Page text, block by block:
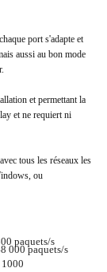
port s'adapte et
aussi au bon mode
et permettant la
et ne requiert ni
tous les réseaux les
ou
paquets/s
000 paquets/s